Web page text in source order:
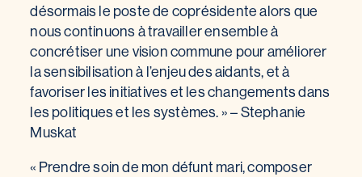
désormais le poste de coprésidente alors que
nous continuons à travailler ensemble à
concrétiser une vision commune pour améliorer
la sensibilisation à l’enjeu des aidants, et à
favoriser les initiatives et les changements dans
les politiques et les systèmes. » – Stephanie
Muskat
« Prendre soin de mon défunt mari, composer